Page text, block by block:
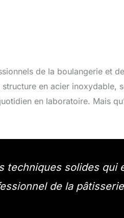
de la boulangerie et
en acier inoxydable,
en laboratoire. Mais
techniques solides qui
de la